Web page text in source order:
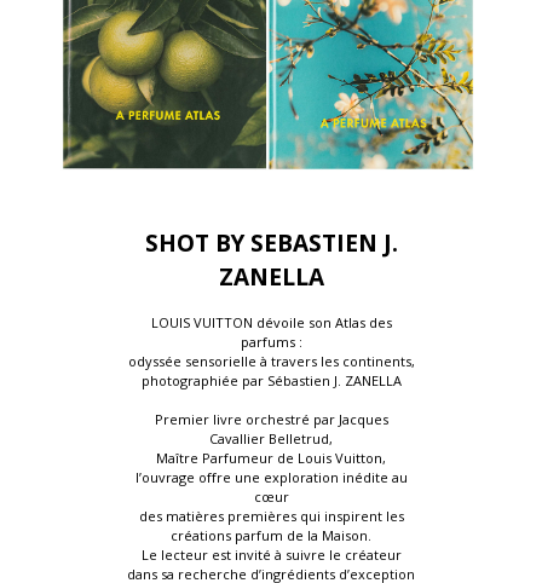
SHOT BY SEBASTIEN J.
ZANELLA
LOUIS VUITTON dévoile son Atlas des
parfums :
odyssée sensorielle à travers les continents,
photographiée par Sébastien J. ZANELLA
Premier livre orchestré par Jacques
Cavallier Belletrud,
Maître Parfumeur de Louis Vuitton,
l’ouvrage offre une exploration inédite au
cœur
des matières premières qui inspirent les
créations parfum de la Maison.
Le lecteur est invité à suivre le créateur
dans sa recherche d’ingrédients d’exception